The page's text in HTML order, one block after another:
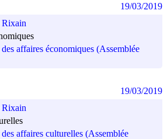
Rixain
affaires économiques (Assemblée
19/03/2019
Rixain
affaires culturelles (Assemblée
19/03/2019